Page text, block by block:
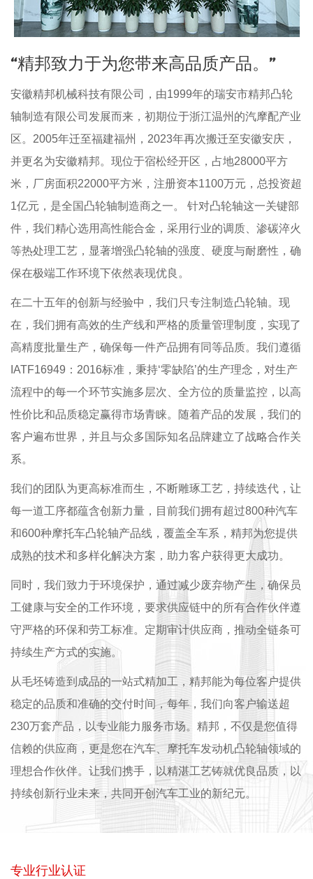
“精邦致力于为您带来高品质产品。”
安徽精邦机械科技有限公司，由1999年的瑞安市精邦凸轮
轴制造有限公司发展而来，初期位于浙江温州的汽摩配产业
区。2005年迁至福建福州，2023年再次搬迁至安徽安庆，
并更名为安徽精邦。现位于宿松经开区，占地28000平方
米，厂房面积22000平方米，注册资本1100万元，总投资超
1亿元，是全国凸轮轴制造商之一。 针对凸轮轴这一关键部
件，我们精心选用高性能合金，采用行业的调质、渗碳淬火
等热处理工艺，显著增强凸轮轴的强度、硬度与耐磨性，确
保在极端工作环境下依然表现优良。
在二十五年的创新与经验中，我们只专注制造凸轮轴。现
在，我们拥有高效的生产线和严格的质量管理制度，实现了
高精度批量生产，确保每一件产品拥有同等品质。我们遵循
IATF16949：2016标准，秉持‘零缺陷’的生产理念，对生产
流程中的每一个环节实施多层次、全方位的质量监控，以高
性价比和品质稳定赢得市场青睐。随着产品的发展，我们的
客户遍布世界，并且与众多国际知名品牌建立了战略合作关
系。
我们的团队为更高标准而生，不断雕琢工艺，持续迭代，让
每一道工序都蕴含创新力量，目前我们拥有超过800种汽车
和600种摩托车凸轮轴产品线，覆盖全车系，精邦为您提供
成熟的技术和多样化解决方案，助力客户获得更大成功。
同时，我们致力于环境保护，通过减少废弃物产生，确保员
工健康与安全的工作环境，要求供应链中的所有合作伙伴遵
守严格的环保和劳工标准。定期审计供应商，推动全链条可
持续生产方式的实施。
从毛坯铸造到成品的一站式精加工，精邦能为每位客户提供
稳定的品质和准确的交付时间，每年，我们向客户输送超
230万套产品，以专业能力服务市场。精邦，不仅是您值得
信赖的供应商，更是您在汽车、摩托车发动机凸轮轴领域的
理想合作伙伴。让我们携手，以精湛工艺铸就优良品质，以
持续创新行业未来，共同开创汽车工业的新纪元。
专业行业认证